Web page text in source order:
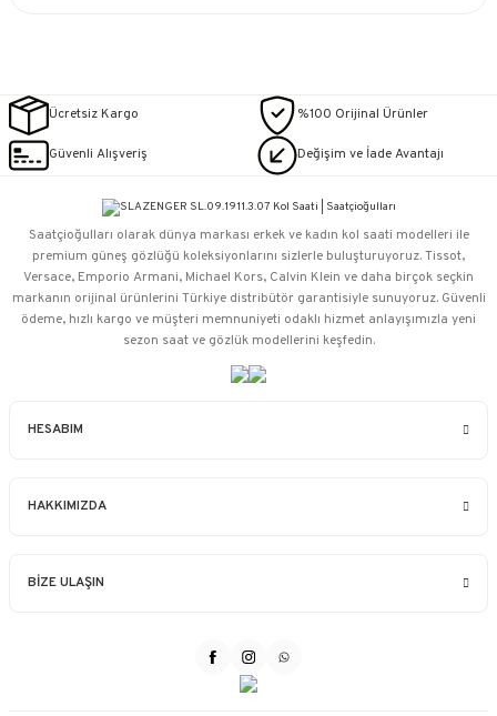
Ücretsiz Kargo %100 Orijinal Ürünler
Güvenli Alışveriş Değişim ve İade Avantajı
HESABIM
HAKKIMIZDA
BİZE ULAŞIN
Saatçioğulları⁠ olarak dünya markası erkek ve kadın kol saati modelleri ile
premium güneş gözlüğü koleksiyonlarını sizlerle buluşturuyoruz. Tissot,
Versace, Emporio Armani, Michael Kors, Calvin Klein ve daha birçok seçkin
markanın orijinal ürünlerini Türkiye distribütör garantisiyle sunuyoruz. Güvenli
ödeme, hızlı kargo ve müşteri memnuniyeti odaklı hizmet anlayışımızla yeni
sezon saat ve gözlük modellerini keşfedin.